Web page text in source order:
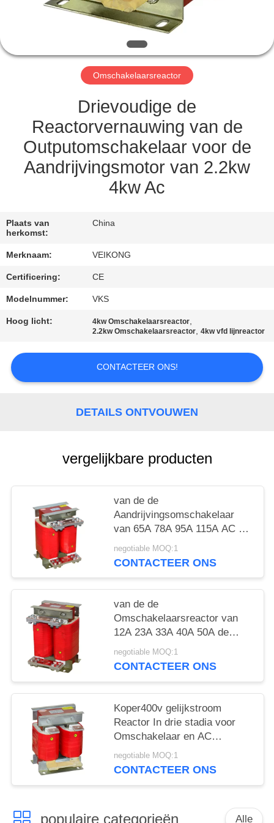
KWALITEITSCONTROLE
CONTACT
VERZOEK
CITAAT
SITEMAP
PRIVACYBELEID
Omschakelaarsreactor
Drievoudige de
Reactorvernauwing van de
Outputomschakelaar voor de
Aandrijvingsmotor van 2.2kw
4kw Ac
Plaats van
herkomst:
China
Merknaam: VEIKONG
Certificering: CE
Modelnummer: VKS
Hoog licht: 4kw Omschakelaarsreactor,
2.2kw Omschakelaarsreactor,4kw vfd lijnreactor
CONTACTEER ONS!
DETAILS ONTVOUWEN
vergelijkbare producten
van de de
Aandrijvingsomschakelaar
van 65A 78A 95A 115A AC de
Reactor Hoge Lineariteit
negotiable MOQ:1
CONTACTEER ONS
van de de
Omschakelaarsreactor van
12A 23A 33A 40A 50A de
Veranderlijke Frequenc Hoge
Prestaties
negotiable MOQ:1
CONTACTEER ONS
Koper400v gelijkstroom
Reactor In drie stadia voor
Omschakelaar en AC
Aandrijving
negotiable MOQ:1
CONTACTEER ONS
populaire categorieën Alle